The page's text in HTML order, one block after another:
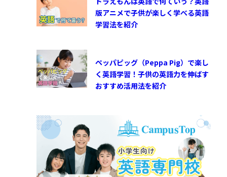
版アニメで子供が楽しく学べる英語
学習法を紹介
ペッパピッグ（Peppa Pig）で楽し
く英語学習！子供の英語力を伸ばす
おすすめ活用法を紹介